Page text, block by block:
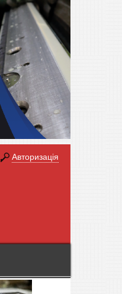
Авторизація